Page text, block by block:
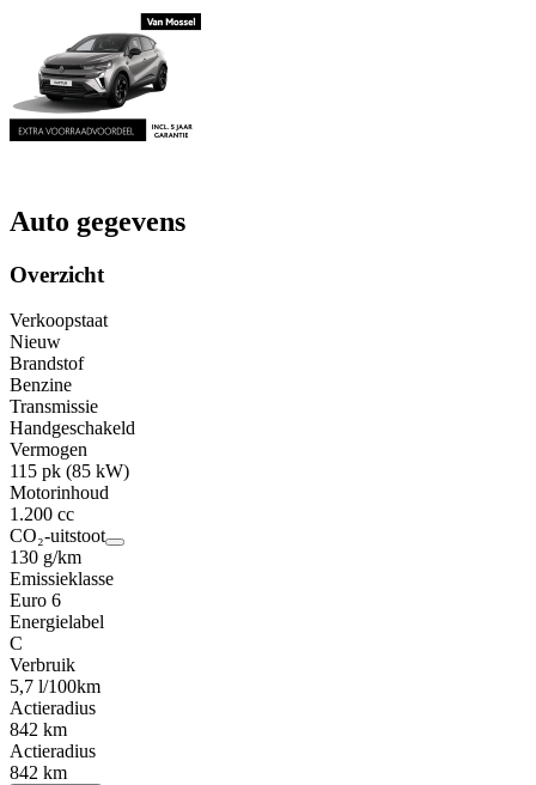
Auto gegevens
Overzicht
Verkoopstaat
Nieuw
Brandstof
Benzine
Transmissie
Handgeschakeld
Vermogen
115 pk (85 kW)
Motorinhoud
1.200 cc
CO₂-uitstoot
130 g/km
Emissieklasse
Euro 6
Energielabel
C
Verbruik
5,7 l/100km
Actieradius
842 km
Actieradius
842 km